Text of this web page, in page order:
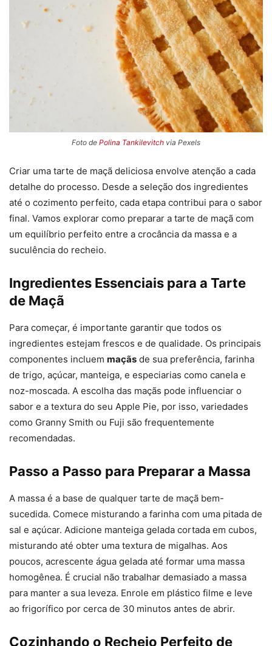
Foto de Polina Tankilevitch via Pexels
Criar uma tarte de maçã deliciosa envolve atenção a cada
detalhe do processo. Desde a seleção dos ingredientes
até o cozimento perfeito, cada etapa contribui para o sabor
final. Vamos explorar como preparar a tarte de maçã com
um equilíbrio perfeito entre a crocância da massa e a
suculência do recheio.
Ingredientes Essenciais para a Tarte
de Maçã
Para começar, é importante garantir que todos os
ingredientes estejam frescos e de qualidade. Os principais
componentes incluem maçãs de sua preferência, farinha
de trigo, açúcar, manteiga, e especiarias como canela e
noz-moscada. A escolha das maçãs pode influenciar o
sabor e a textura do seu Apple Pie, por isso, variedades
como Granny Smith ou Fuji são frequentemente
recomendadas.
Passo a Passo para Preparar a Massa
A massa é a base de qualquer tarte de maçã bem-
sucedida. Comece misturando a farinha com uma pitada de
sal e açúcar. Adicione manteiga gelada cortada em cubos,
misturando até obter uma textura de migalhas. Aos
poucos, acrescente água gelada até formar uma massa
homogênea. É crucial não trabalhar demasiado a massa
para manter a sua leveza. Enrole em plástico filme e leve
ao frigorífico por cerca de 30 minutos antes de abrir.
Cozinhando o Recheio Perfeito de